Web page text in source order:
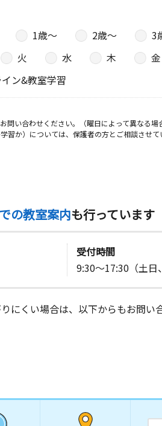
1歳〜 2歳〜 3
火 水 木 金
ン&教室学習
い合わせください。（曜日によって異なる場
か）については、保護者の方とご相談させて
の教室案内も行っています
受付時間
9:30～17:30（土日
にくい場合は、以下からもお問い